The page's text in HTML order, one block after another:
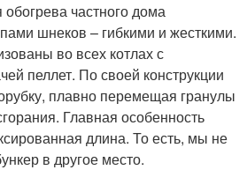
частного дома
шнеков – гибкими и жесткими.
во всех котлах с
пеллет. По своей конструкции
плавно перемещая гранулы
Главная особенность
длина. То есть, мы не
в другое место.